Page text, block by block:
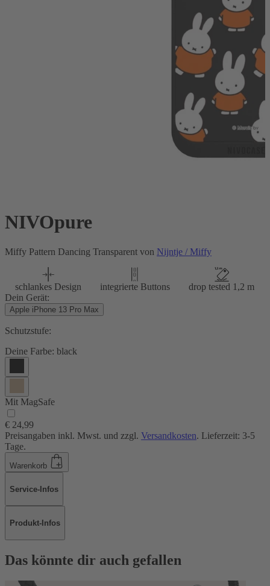
NIVOpure
Miffy Pattern Dancing Transparent von Nijntje / Miffy
schlankes Design integrierte Buttons
drop tested 1,2 m
Dein Gerät:
Apple iPhone 13 Pro Max
Schutzstufe:
Deine Farbe: black
Mit MagSafe
€ 24,99
Preisangaben inkl. Mwst. und zzgl. Versandkosten. Lieferzeit: 3-5
Tage.
Warenkorb
Service-Infos
Produkt-Infos
Das könnte dir auch gefallen